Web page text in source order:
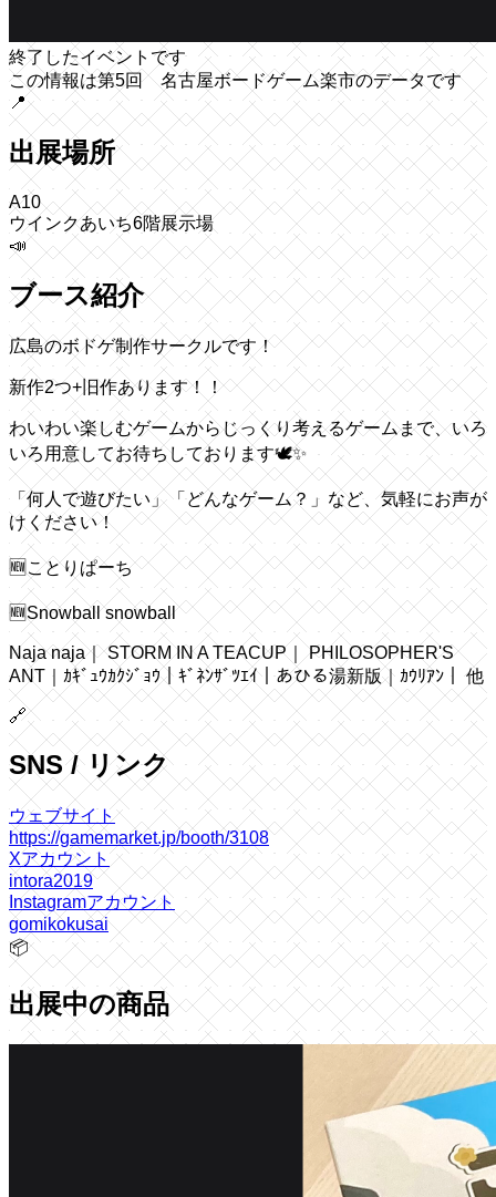
終了したイベントです
この情報は第5回 名古屋ボードゲーム楽市のデータです
📍
出展場所
A10
ウインクあいち6階展示場
📣
ブース紹介
広島のボドゲ制作サークルです！
新作2つ+旧作あります！！
わいわい楽しむゲームからじっくり考えるゲームまで、いろ
いろ用意してお待ちしております🕊️✨
「何人で遊びたい」「どんなゲーム？」など、気軽にお声が
けください！
🆕ことりぱーち
🆕Snowball snowball
Naja naja｜ STORM IN A TEACUP｜ PHILOSOPHER'S
ANT｜ｶｷﾞｭｳｶｸｼﾞｮｳ｜ｷﾞﾈﾝｻﾞﾂｴｲ｜あひる湯新版｜ｶｳﾘｱﾝ｜ 他
🔗
SNS / リンク
ウェブサイト
https://gamemarket.jp/booth/3108
Xアカウント
intora2019
Instagramアカウント
gomikokusai
📦
出展中の商品